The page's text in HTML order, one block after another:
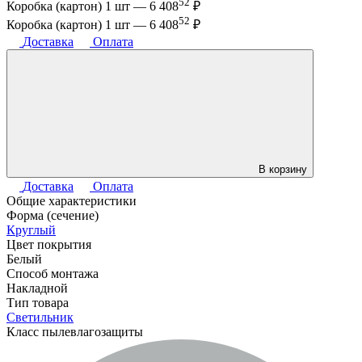
Коробка (картон) 1 шт — 6 408
₽
Коробка (картон) 1 шт — 6 40852 ₽
Доставка
Оплата
В корзину
Доставка
Оплата
Общие характеристики
Форма (сечение)
Круглый
Цвет покрытия
Белый
Способ монтажа
Накладной
Тип товара
Светильник
Класс пылевлагозащиты